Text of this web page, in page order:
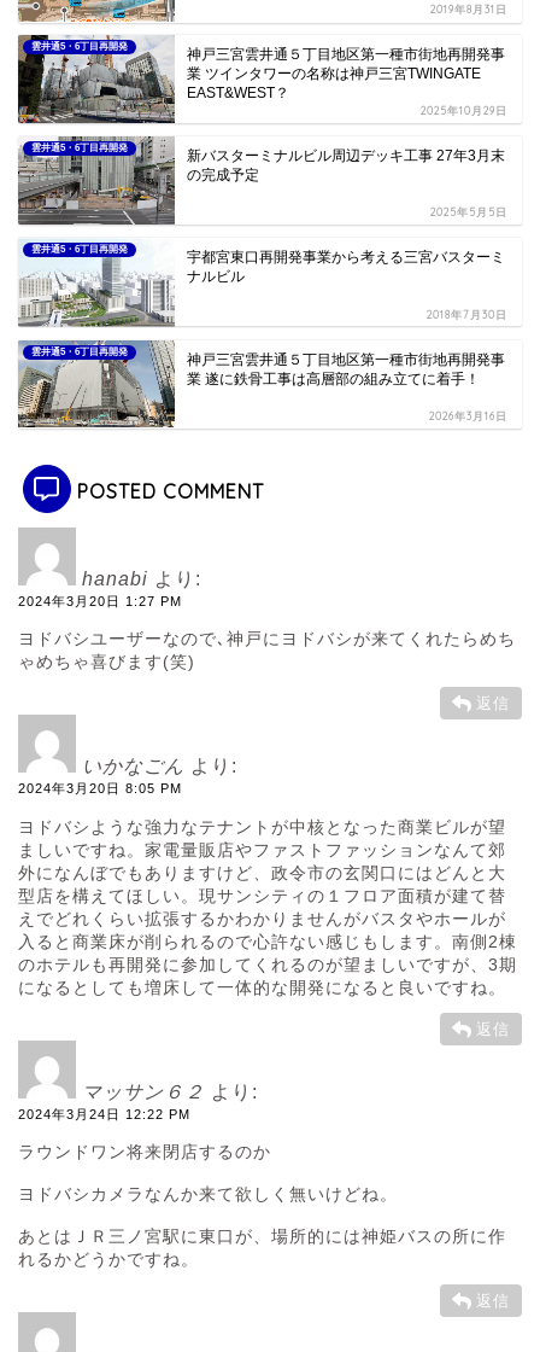
2019年8月31日
雲井通5・6丁目再開発
神戸三宮雲井通５丁目地区第一種市街地再開発事
業 ツインタワーの名称は神戸三宮TWINGATE
EAST&WEST？
2025年10月29日
雲井通5・6丁目再開発
新バスターミナルビル周辺デッキ工事 27年3月末
の完成予定
2025年5月5日
雲井通5・6丁目再開発
宇都宮東口再開発事業から考える三宮バスターミ
ナルビル
2018年7月30日
雲井通5・6丁目再開発
神戸三宮雲井通５丁目地区第一種市街地再開発事
業 遂に鉄骨工事は高層部の組み立てに着手！
2026年3月16日
POSTED COMMENT
hanabi より:
2024年3月20日 1:27 PM
ヨドバシユーザーなので､神戸にヨドバシが来てくれたらめち
ゃめちゃ喜びます(笑)
返信
いかなごん より:
2024年3月20日 8:05 PM
ヨドバシような強力なテナントが中核となった商業ビルが望
ましいですね。家電量販店やファストファッションなんて郊
外になんぼでもありますけど、政令市の玄関口にはどんと大
型店を構えてほしい。現サンシティの１フロア面積が建て替
えでどれくらい拡張するかわかりませんがバスタやホールが
入ると商業床が削られるので心許ない感じもします。南側2棟
のホテルも再開発に参加してくれるのが望ましいですが、3期
になるとしても増床して一体的な開発になると良いですね。
返信
マッサン６２ より:
2024年3月24日 12:22 PM
ラウンドワン将来閉店するのか
ヨドバシカメラなんか来て欲しく無いけどね。
あとはＪＲ三ノ宮駅に東口が、場所的には神姫バスの所に作
れるかどうかですね。
返信